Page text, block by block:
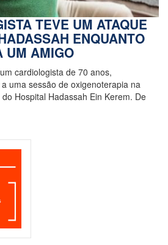
TEVE UM ATAQUE
ENQUANTO
UM AMIGO
cardiologista de 70 anos,
uma sessão de oxigenoterapia na
Hospital Hadassah Ein Kerem. De